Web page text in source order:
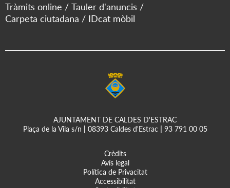
Tràmits online
Tauler d'anuncis
Carpeta ciutadana
IDcat mòbil
AJUNTAMENT DE CALDES D'ESTRAC
Plaça de la Vila s/n
08393 Caldes d'Estrac 93 791 00 05
Crèdits
Avís legal
Política de Privacitat
Accessibilitat